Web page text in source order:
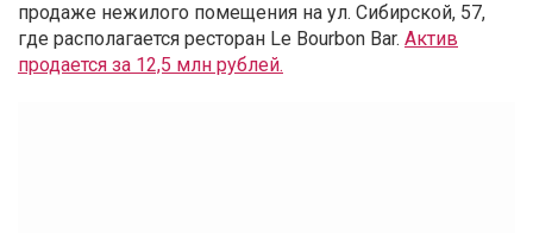
продаже нежилого помещения на ул. Сибирской, 57,
где располагается ресторан Le Bourbon Bar. Актив
продается за 12,5 млн рублей.